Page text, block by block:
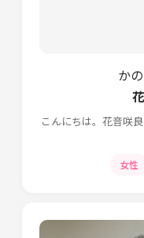
か
こんにちは。花音咲
女性